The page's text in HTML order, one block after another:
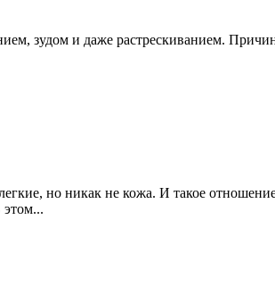
зудом и даже растрескиванием.
но никак не кожа. И такое